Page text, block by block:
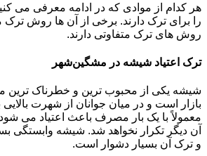
هر کدام از موادی که در ادامه معرفی می
را برای ترک دارند. برخی از آن ها روش ترک
روش های ترک متفاوتی دارند.
ترک اعتیاد شیشه در مشگین‌شهر
شیشه یکی از محبوب ترین و خطرناک ترین
بازار است و در میان جوانان از شهرت
معمولاً با یک بار مصرف باعث اعتیاد می
آن دیگر تکرار نخواهد شد. شیشه وابستگی
و ترک آن بسیار دشوار است.